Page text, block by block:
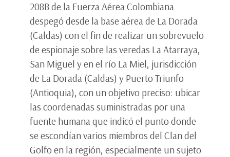
208B de la Fuerza Aérea Colombiana
despegó desde la base aérea de La Dorada
(Caldas) con el fin de realizar un sobrevuelo
de espionaje sobre las veredas La Atarraya,
San Miguel y en el río La Miel, jurisdicción
de La Dorada (Caldas) y Puerto Triunfo
(Antioquia), con un objetivo preciso: ubicar
las coordenadas suministradas por una
fuente humana que indicó el punto donde
se escondían varios miembros del Clan del
Golfo en la región, especialmente un sujeto